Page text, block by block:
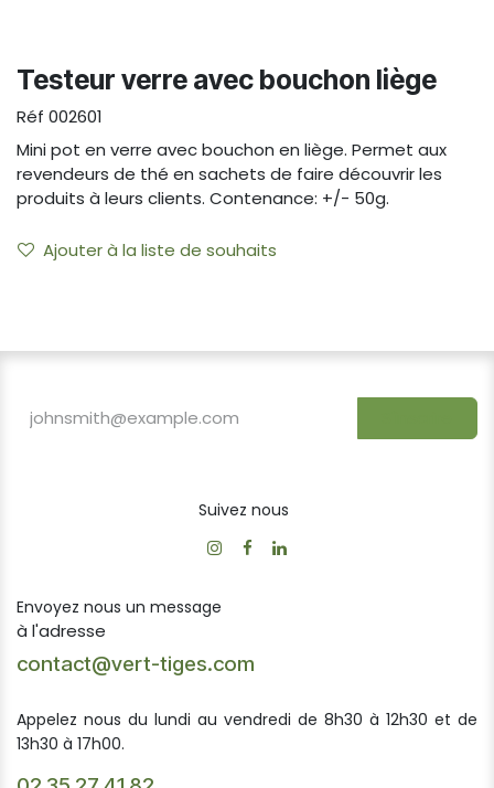
Testeur verre avec bouchon liège
Réf 002601
Mini pot en verre avec bouchon en liège. Permet aux
revendeurs de thé en sachets de faire découvrir les
produits à leurs clients. Contenance: +/- 50g.
Ajouter à la liste de souhaits
Suivez nous
Envoyez nous un message
à l'adresse
contact@vert-tiges.com
Appelez nous du lundi au vendredi de 8h30 à 12h30 et de
13h30 à 17h00.